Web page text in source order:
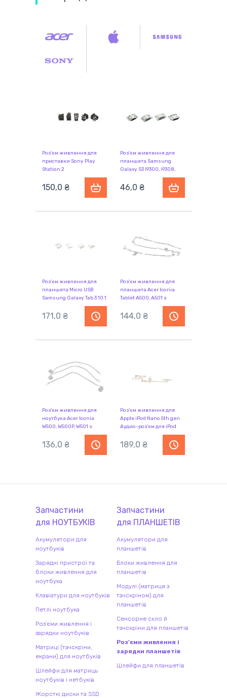
Роз'єм живлення для
приставки Sony Play
Station 2
150,0 ₴
Роз'єм живлення для
планшета Samsung
Galaxy S3 I9300, i9308,
46,0 ₴
Роз'єм живлення для
планшета Micro USB
Samsung Galaxy Tab 3 10.1
P5200, T210, T211, T230,
T231
171,0 ₴
Роз'єм живлення для
планшета Acer Iconia
Tablet A500, A501 з
144,0 ₴
Роз'єм живлення для
ноутбука Acer Iconia
W500, W500P, W501 з
136,0 ₴
Роз'єм живлення для
Apple iPod Nano 5th gen
Аудио-роз'єм для iPod
nano 5-го поколения
189,0 ₴
Запчастини
для НОУТБУКІВ
Акумулятори для
ноутбуків
Зарядні пристрої та
блоки живлення для
ноутбука
Клавіатури для ноутбуків
Петлі ноутбука
Роз'єми живлення і
зарядки ноутбуків
Матриці (тачскріни,
екрани) для ноутбуків
Шлейфи для матриць
ноутбуків і нетбуків
Жорсткі диски та SSD
Запчастини
для ПЛАНШЕТІВ
Акумулятори для
планшетів
Блоки живлення для
планшетів
Модулі (матриця з
тачскріном) для
планшетів
Сенсорне скло й
тачскріни для планшетів
Роз'єми живлення і
зарядки планшетів
Шлейфи для планшетів